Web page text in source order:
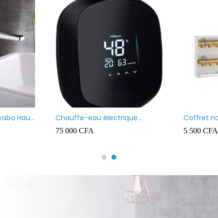
eau marque VENUS
Chauffe-eau marque